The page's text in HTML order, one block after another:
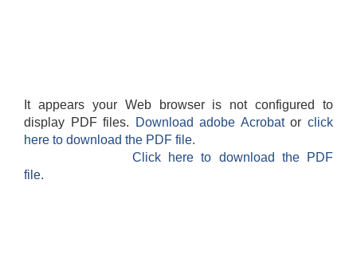
It appears your Web browser is not configured to
display PDF files.
Download adobe Acrobatorclick
here to download the PDF file.
Click here to download the PDF
file.